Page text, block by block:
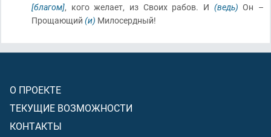
[благом], кого желает, из Своих рабов. И (ведь) Он –
Прощающий (и) Милосердный!
О ПРОЕКТЕ
ТЕКУЩИЕ ВОЗМОЖНОСТИ
КОНТАКТЫ